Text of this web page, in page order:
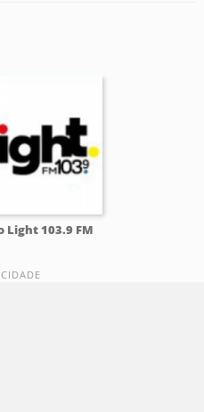
Light 103.9 FM